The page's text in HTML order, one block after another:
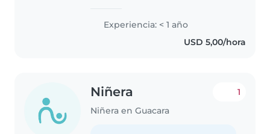
cuidado de bebés y niños
pequeños. Aunque no tengo
experiencia formal, tengo
Experiencia: < 1 año
USD 5,00/hora
Niñera
Niñera en Guacara
1